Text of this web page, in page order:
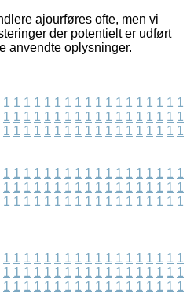
ajourføres ofte, men vi
der potentielt er udført
anvendte oplysninger.
1 1 1 1 1 1 1 1 1 1 1 1 1 1 1 1 1 1
1 1 1 1 1 1 1 1 1 1 1 1 1 1 1 1 1 1
1 1 1 1 1 1 1 1 1 1 1 1 1 1 1 1 1 1
1 1 1 1 1 1 1 1 1 1 1 1 1 1 1 1 1 1
1 1 1 1 1 1 1 1 1 1 1 1 1 1 1 1 1 1
1 1 1 1 1 1 1 1 1 1 1 1 1 1 1 1 1 1
1 1 1 1 1 1 1 1 1 1 1 1 1 1 1 1 1 1
1 1 1 1 1 1 1 1 1 1 1 1 1 1 1 1 1 1
1 1 1 1 1 1 1 1 1 1 1 1 1 1 1 1 1 1